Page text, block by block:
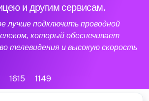
и другим сервисам.
лучше подключить проводной
который обеспечивает
телевидения и высокую скорость
1615 1149